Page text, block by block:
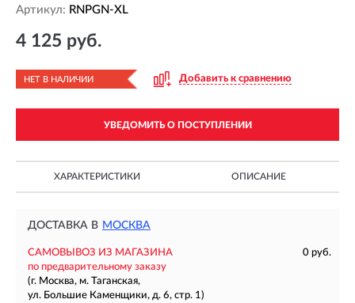
Артикул: RNPGN-XL
4 125 руб.
НЕТ В НАЛИЧИИ Добавить к сравнению
УВЕДОМИТЬ О ПОСТУПЛЕНИИ
ХАРАКТЕРИСТИКИ ОПИСАНИЕ
ДОСТАВКА В МОСКВА
САМОВЫВОЗ ИЗ МАГАЗИНА
0 руб.
по предварительному заказу
(г. Москва, м. Таганская,
ул. Большие Каменщики, д. 6, стр. 1)